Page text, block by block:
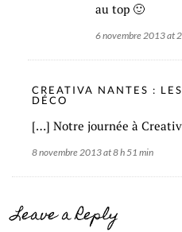
au top 🙂
6 novembre 2013 at
CREATIVA NANTES :
DÉCO
[…] Notre journée à
8 novembre 2013 at 8 h 51 min
Leave a Reply